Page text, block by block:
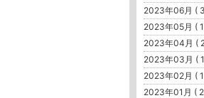
2023年06月 (
2023年05月 (
2023年04月 (
2023年03月 (
2023年02月 (
2023年01月 (